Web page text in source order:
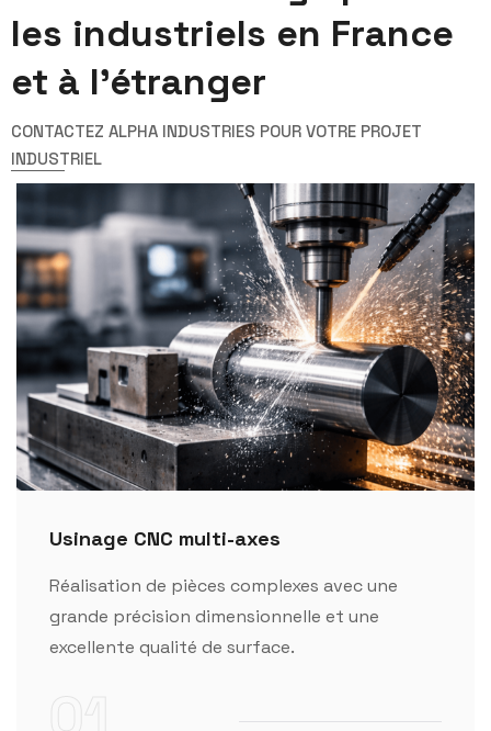
les industriels en France
et à l’étranger
CONTACTEZ ALPHA INDUSTRIES POUR VOTRE PROJET
INDUSTRIEL
Usinage CNC multi-axes
Réalisation de pièces complexes avec une
grande précision dimensionnelle et une
excellente qualité de surface.